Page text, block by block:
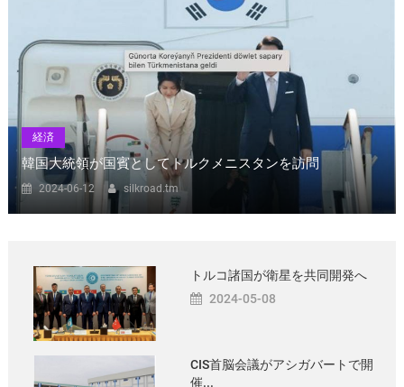
経済
韓国大統領が国賓としてトルクメニスタンを訪問
2024-06-12 silkroad.tm
トルコ諸国が衛星を共同開発へ
2024-05-08
CIS首脳会議がアシガバートで開
催...